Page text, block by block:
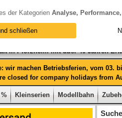
in Pforzheim mit über 40 Jahren
wir machen Betriebsferien, vom 03.
closed for company holidays from
Kleinserien Modellbahn
Suche
der Kategorien Analyse,
schließen